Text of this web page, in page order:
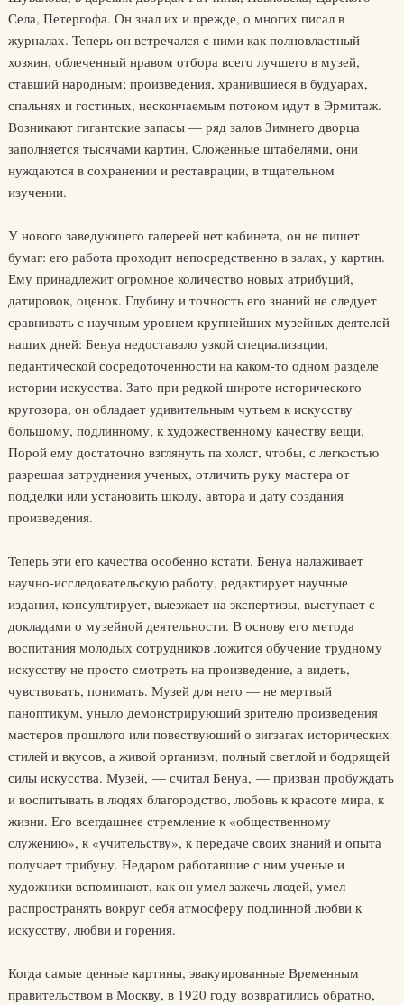
Села, Петергофа. Он знал их и прежде, о многих писал в
журналах. Теперь он встречался с ними как полновластный
хозяин, облеченный нравом отбора всего лучшего в музей,
ставший народным; произведения, хранившиеся в будуарах,
спальнях и гостиных, нескончаемым потоком идут в Эрмитаж.
Возникают гигантские запасы — ряд залов Зимнего дворца
заполняется тысячами картин. Сложенные штабелями, они
нуждаются в сохранении и реставрации, в тщательном
изучении.
У нового заведующего галереей нет кабинета, он не пишет
бумаг: его работа проходит непосредственно в залах, у картин.
Ему принадлежит огромное количество новых атрибуций,
датировок, оценок. Глубину и точность его знаний не следует
сравнивать с научным уровнем крупнейших музейных деятелей
наших дней: Бенуа недоставало узкой специализации,
педантической сосредоточенности на каком-то одном разделе
истории искусства. Зато при редкой широте исторического
кругозора, он обладает удивительным чутьем к искусству
большому, подлинному, к художественному качеству вещи.
Порой ему достаточно взглянуть па холст, чтобы, с легкостью
разрешая затруднения ученых, отличить руку мастера от
подделки или установить школу, автора и дату создания
произведения.
Теперь эти его качества особенно кстати. Бенуа налаживает
научно-исследовательскую работу, редактирует научные
издания, консультирует, выезжает на экспертизы, выступает с
докладами о музейной деятельности. В основу его метода
воспитания молодых сотрудников ложится обучение трудному
искусству не просто смотреть на произведение, а видеть,
чувствовать, понимать. Музей для него — не мертвый
паноптикум, уныло демонстрирующий зрителю произведения
мастеров прошлого или повествующий о зигзагах исторических
стилей и вкусов, а живой организм, полный светлой и бодрящей
силы искусства. Музей, — считал Бенуа, — призван пробуждать
и воспитывать в людях благородство, любовь к красоте мира, к
жизни. Его всегдашнее стремление к «общественному
служению», к «учительству», к передаче своих знаний и опыта
получает трибуну. Недаром работавшие с ним ученые и
художники вспоминают, как он умел зажечь людей, умел
распространять вокруг себя атмосферу подлинной любви к
искусству, любви и горения.
Когда самые ценные картины, эвакуированные Временным
правительством в Москву, в 1920 году возвратились обратно,